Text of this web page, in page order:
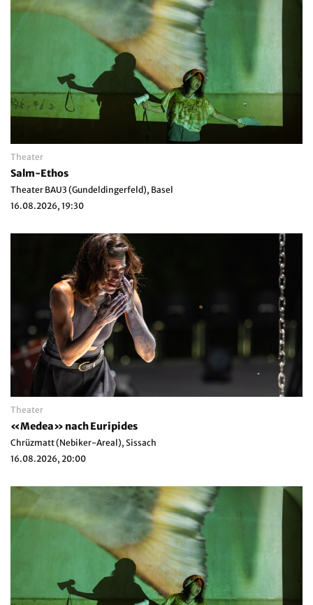
Theater
Salm-Ethos
Theater BAU3 (Gundeldingerfeld), Basel
16.08.2026, 19:30
Theater
«Medea» nach Euripides
Chrüzmatt (Nebiker-Areal), Sissach
16.08.2026, 20:00